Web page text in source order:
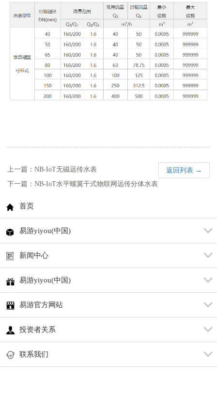
上一篇：NB-IoT无磁远传水表
下一篇：NB-IoT水平螺翼干式物联网远传分体水表
返回列表 →
首页
易游yiyou(中国)
新闻中心
易游yiyou(中国)
易游官方网站
投资者关系
联系我们